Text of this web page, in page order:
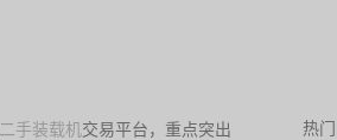
二手装载机交易平台，重点突出
热